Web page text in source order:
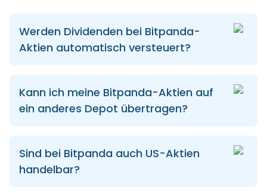
Werden Dividenden bei Bitpanda-
Aktien automatisch versteuert?
Kann ich meine Bitpanda-Aktien auf
ein anderes Depot übertragen?
Sind bei Bitpanda auch US-Aktien
handelbar?